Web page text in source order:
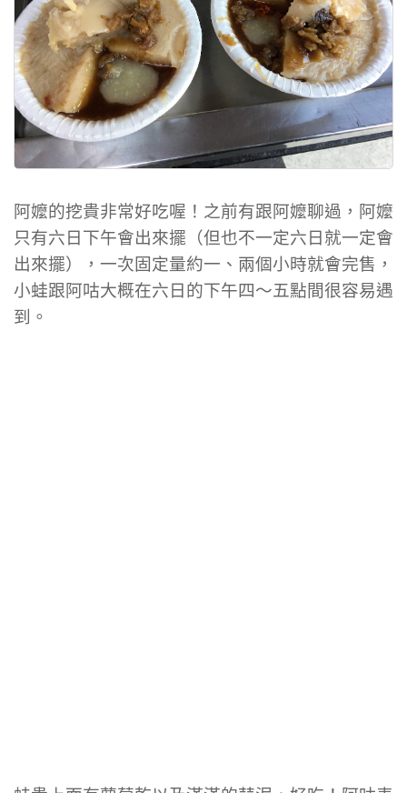
阿嬤的挖貴非常好吃喔！之前有跟阿嬤聊過，阿嬤
只有六日下午會出來擺（但也不一定六日就一定會
出來擺），一次固定量約一、兩個小時就會完售，
小蛙跟阿咕大概在六日的下午四～五點間很容易遇
到。